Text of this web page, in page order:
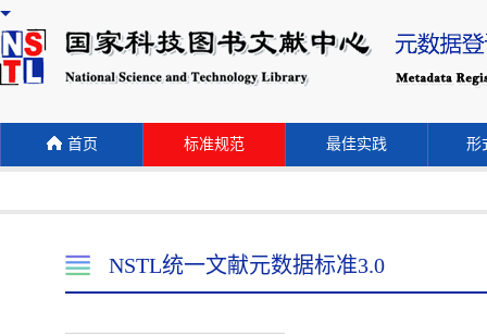
首页 标准规范 最佳实践 形
NSTL统一文献元数据标准3.0